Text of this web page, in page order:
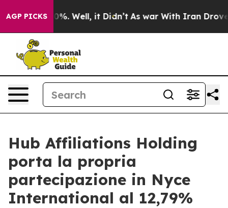
AGP PICKS
40%. Well, it Didn’t As war With Iran Drove oil
Hub Affiliations Holding
porta la propria
partecipazione in Nyce
International al 12,79%